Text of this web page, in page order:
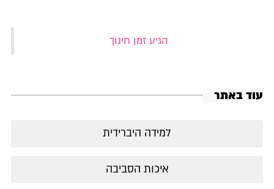
‏הגיע זמן חינוך‏
עוד באתר
למידה היברידית
איכות הסביבה